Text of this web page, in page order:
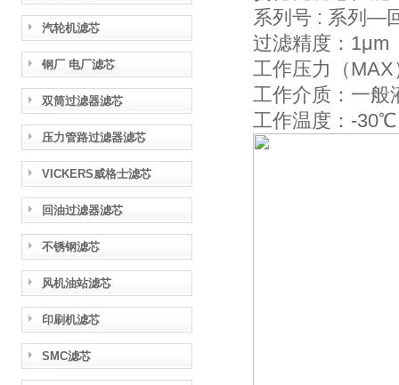
汽轮机滤芯
钢厂 电厂滤芯
双筒过滤器滤芯
压力管路过滤器滤芯
VICKERS威格士滤芯
回油过滤器滤芯
不锈钢滤芯
风机油站滤芯
印刷机滤芯
SMC滤芯
系列号 : 系列—
过滤精度：1μm
工作压力（
工作介质：一般
工作温度：-